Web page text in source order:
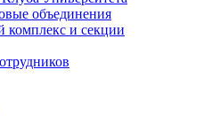
объединения
комплекс и секции